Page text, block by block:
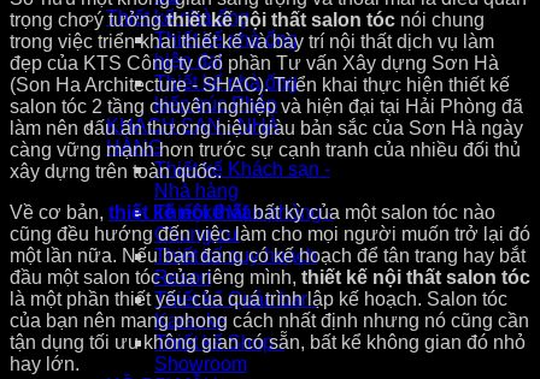
Thiết kế nhà ống
Thiết kế nhà ống
hiện đại
Thiết kế nhà ống
kiến trúc Pháp
KHÁCH SẠN - NHÀ
HÀNG
Thiết kế Khách sạn -
Nhà hàng
Thiết kế Văn phòng -
Chung cư
Thiết kế quy hoạch
Resort
Thiết kế Quán bar -
Karaoke
Thiết kế Shop -
Showroom
trọng cho ý tưởngthiết kế nội thất salon tóc nói chung
trong việc triển khai thiết kế và bày trí nội thất dịch vụ làm
đẹp của KTS Công ty Cổ phần Tư vấn Xây dựng Sơn Hà
(Son Ha Architecture - SHAC). Triển khai thực hiện thiết kế
salon tóc 2 tầng chuyên nghiệp và hiện đại tại Hải Phòng đã
làm nên dấu ấn thương hiệu giàu bản sắc của Sơn Hà ngày
càng vững mạnh hơn trước sự cạnh tranh của nhiều đối thủ
xây dựng trên toàn quốc.
Về cơ bản, thiết kế nội thấtbất kỳ của một salon tóc nào
cũng đều hướng đến việc làm cho mọi người muốn trở lại đó
một lần nữa. Nếu bạn đang có kế hoạch để tân trang hay bắt
đầu một salon tóc của riêng mình, thiết kế nội thất salon tóc
là một phần thiết yếu của quá trình lập kế hoạch. Salon tóc
của bạn nên mang phong cách nhất định nhưng nó cũng cần
tận dụng tối ưu không gian có sẵn, bất kể không gian đó nhỏ
hay lớn.